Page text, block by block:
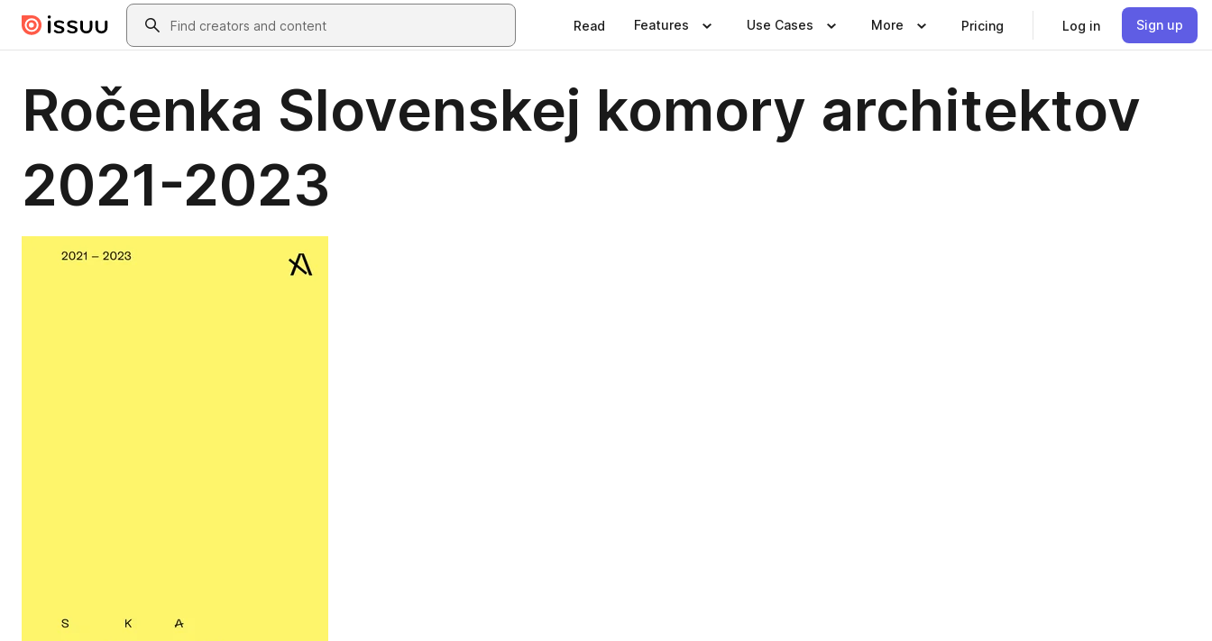
Skip to main contentSearch
Read Features Use Cases More Pricing Log in Sign up
Ročenka Slovenskej komory architektov
2021-2023